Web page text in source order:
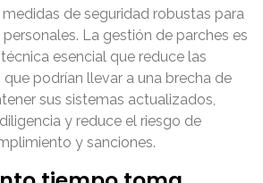
medidas de seguridad robustas para
La gestión de parches es
esencial que reduce las
podrían llevar a una brecha de
sus sistemas actualizados,
y reduce el riesgo de
y sanciones.